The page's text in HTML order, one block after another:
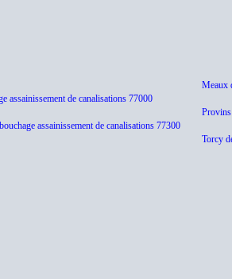
assainissement de canalisations 77000
assainissement de canalisations 77300
Meaux
Provins
Torcy